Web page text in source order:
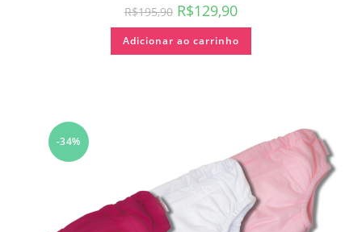
R$195,90 R$129,90
Adicionar ao carrinho
-34%